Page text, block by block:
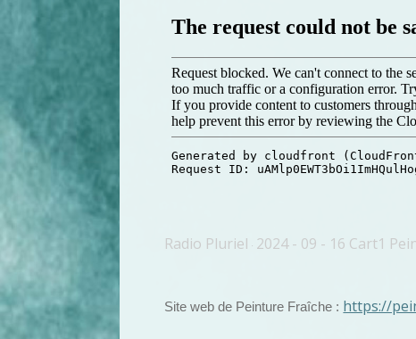
Radio Pluriel · 2024 - 09 - 16 Cart1
Site web de Peinture Fraîche : https://